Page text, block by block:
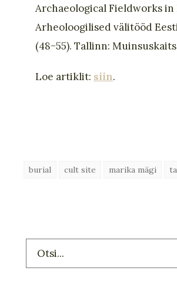
Archaeological Fieldworks in
Arheoloogilised välitööd
(48−55). Tallinn:
Loe artiklit: siin.
burial cult site marika mägi